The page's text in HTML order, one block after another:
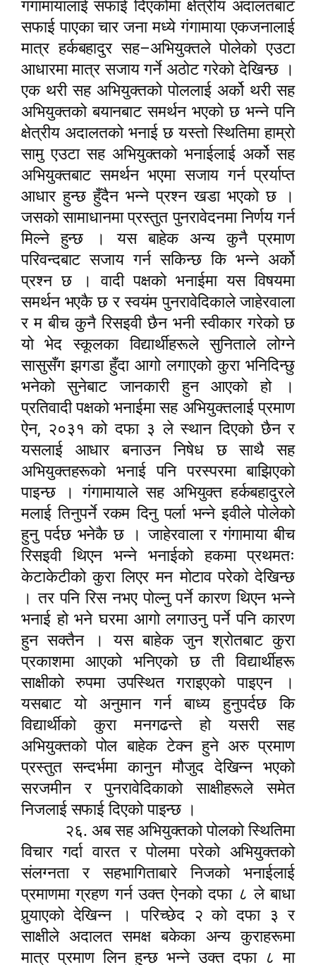
गंगामायालाई सफाई दिएकोमा क्षेत्रीय अदालतबाट
सफाई पाएका चार जना मध्ये गंगामाया एकजनालाई
मात्र हर्कबहादुर सह–अभियुक्तले पोलेको एउटा
आधारमा मात्र सजाय गर्ने अठोट गरेको देखिन्छ ।
एक थरी सह अभियुक्तको पोललाई अर्को थरी सह
अभियुक्तको बयानबाट समर्थन भएको छ भन्ने पनि
क्षेत्रीय अदालतको भनाई छ यस्तो स्थितिमा हाम्रो
सामु एउटा सह अभियुक्तको भनाईलाई अर्को सह
अभियुक्तबाट समर्थन भएमा सजाय गर्न प्रर्याप्त
आधार हुन्छ हुँदैन भन्ने प्रश्न खडा भएको छ ।
जसको सामाधानमा प्रस्तुत पुनरावेदनमा निर्णय गर्न
मिल्ने हुन्छ । यस बाहेक अन्य कुनै प्रमाण
परिवन्दबाट सजाय गर्न सकिन्छ कि भन्ने अर्को
प्रश्न छ । वादी पक्षको भनाईमा यस विषयमा
समर्थन भएकै छ र स्वयंम पुनरावेदिकाले जाहेरवाला
र म बीच कुनै रिसइवी छैन भनी स्वीकार गरेको छ
यो भेद स्कूलका विद्यार्थीहरूले सुनिताले लोग्ने
सासुसँग झगडा हुँदा आगो लगाएको कुरा भनिदिन्छु
भनेको सुनेबाट जानकारी हुन आएको हो ।
प्रतिवादी पक्षको भनाईमा सह अभियुक्तलाई प्रमाण
ऐन, २०३१ को दफा ३ ले स्थान दिएको छैन र
यसलाई आधार बनाउन निषेध छ साथै सह
अभियुक्तहरूको भनाई पनि परस्परमा बाझिएको
पाइन्छ । गंगामायाले सह अभियुक्त हर्कबहादुरले
मलाई तिनुपर्ने रकम दिनु पर्ला भन्ने इवीले पोलेको
हुनु पर्दछ भनेकै छ । जाहेरवाला र गंगामाया बीच
रिसइवी थिएन भन्ने भनाईको हकमा प्रथमतः
केटाकेटीको कुरा लिएर मन मोटाव परेको देखिन्छ
। तर पनि रिस नभए पोल्नु पर्ने कारण थिएन भन्ने
भनाई हो भने घरमा आगो लगाउनु पर्ने पनि कारण
हुन सक्तैन । यस बाहेक जुन श्रोतबाट कुरा
प्रकाशमा आएको भनिएको छ ती विद्यार्थीहरू
साक्षीको रुपमा उपस्थित गराइएको पाइएन ।
यसबाट यो अनुमान गर्न बाध्य हुनुपर्दछ कि
विद्यार्थीको कुरा मनगढन्ते हो यसरी सह
अभियुक्तको पोल बाहेक टेक्न हुने अरु प्रमाण
प्रस्तुत सन्दर्भमा कानुन मौजुद देखिन्न भएको
सरजमीन र पुनरावेदिकाको साक्षीहरूले समेत
निजलाई सफाई दिएको पाइन्छ ।
२६. अब सह अभियुक्तको पोलको स्थितिमा
विचार गर्दा वारत र पोलमा परेको अभियुक्तको
संलग्नता र सहभागिताबारे निजको भनाईलाई
प्रमाणमा ग्रहण गर्न उक्त ऐनको दफा ८ ले बाधा
पुर्‍याएको देखिन्न । परिच्छेद २ को दफा ३ र
साक्षीले अदालत समक्ष बकेका अन्य कुराहरूमा
मात्र प्रमाण लिन हुन्छ भन्ने उक्त दफा ८ मा